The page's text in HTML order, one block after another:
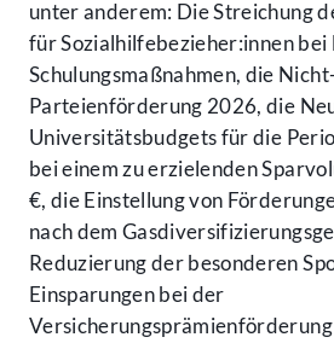
unter anderem: Die Streichung
für Sozialhilfebezieher:innen bei
Schulungsmaßnahmen, die
Parteienförderung 2026, die
Universitätsbudgets für die
bei einem zu erzielenden
€, die Einstellung von
nach dem
Reduzierung der besonderen
Einsparungen bei der